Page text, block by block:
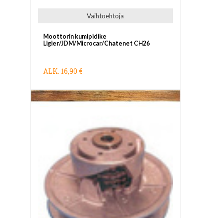
Vaihtoehtoja
Moottorin kumipidike
Ligier/JDM/Microcar/Chatenet CH26
ALK. 16,90 €